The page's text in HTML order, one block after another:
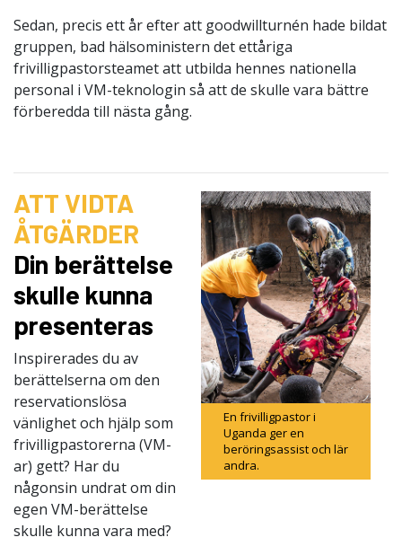
Sedan, precis ett år efter att goodwillturnén hade bildat
gruppen, bad hälsoministern det ettåriga
frivilligpastorsteamet att utbilda hennes nationella
personal i VM-teknologin så att de skulle vara bättre
förberedda till nästa gång.
En frivilligpastor i
Uganda ger en
beröringsassist och lär
andra.
ATT VIDTA
ÅTGÄRDER
Din berättelse
skulle kunna
presenteras
Inspirerades du av
berättelserna om den
reservationslösa
vänlighet och hjälp som
frivilligpastorerna (VM-
ar) gett? Har du
någonsin undrat om din
egen VM-berättelse
skulle kunna vara med?